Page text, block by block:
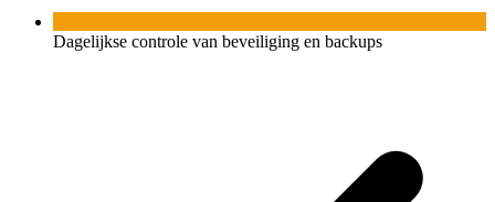
Dagelijkse controle van beveiliging en backups